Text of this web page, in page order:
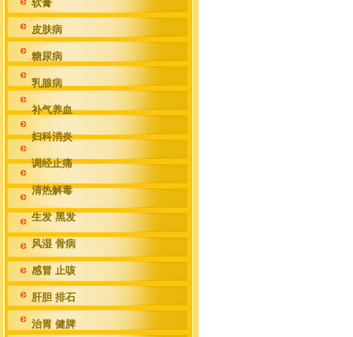
软膏
皮肤病
糖尿病
乳腺病
补气养血
妇科消炎
调经止痛
清热解毒
生发 黑发
风湿 骨病
感冒 止咳
肝胆 排石
治胃 健脾